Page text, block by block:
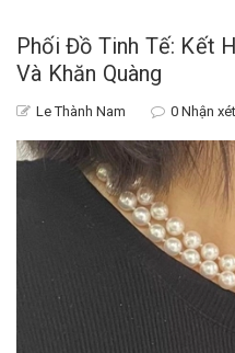
Phối Đồ Tinh Tế: Kết
Và Khăn Quàng
Le Thành Nam 0 Nhận xét